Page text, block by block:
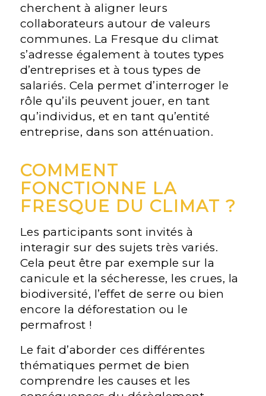
cherchent à aligner leurs
collaborateurs autour de valeurs
communes. La Fresque du climat
s’adresse également à toutes types
d’entreprises et à tous types de
salariés. Cela permet d’interroger le
rôle qu’ils peuvent jouer, en tant
qu’individus, et en tant qu’entité
entreprise, dans son atténuation.
COMMENT
FONCTIONNE LA
FRESQUE DU CLIMAT ?
Les participants sont invités à
interagir sur des sujets très variés.
Cela peut être par exemple sur la
canicule et la sécheresse, les crues, la
biodiversité, l’effet de serre ou bien
encore la déforestation ou le
permafrost !
Le fait d’aborder ces différentes
thématiques permet de bien
comprendre les causes et les